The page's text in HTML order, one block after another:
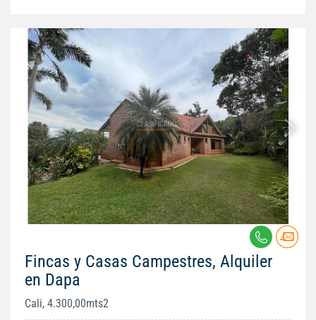
Fincas y Casas Campestres, Alquiler
en Dapa
Cali, 4.300,00mts2